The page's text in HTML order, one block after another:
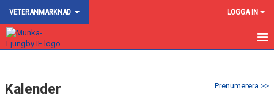
VETERANMARKNAD LOGGA IN
NYHETER Prenumerera >>
Kalender